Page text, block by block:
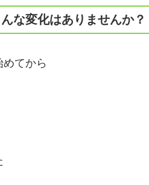
な変化はありませんか？
てから